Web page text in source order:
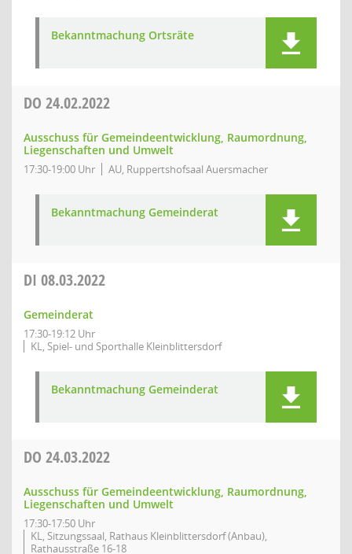
Bekanntmachung Ortsräte
DO 24.02.2022
Ausschuss für Gemeindeentwicklung, Raumordnung,
Liegenschaften und Umwelt
17:30-19:00 Uhr AU, Ruppertshofsaal Auersmacher
Bekanntmachung Gemeinderat
DI 08.03.2022
Gemeinderat
17:30-19:12 Uhr
KL, Spiel- und Sporthalle Kleinblittersdorf
Bekanntmachung Gemeinderat
DO 24.03.2022
Ausschuss für Gemeindeentwicklung, Raumordnung,
Liegenschaften und Umwelt
17:30-17:50 Uhr
KL, Sitzungssaal, Rathaus Kleinblittersdorf (Anbau),
Rathausstraße 16-18